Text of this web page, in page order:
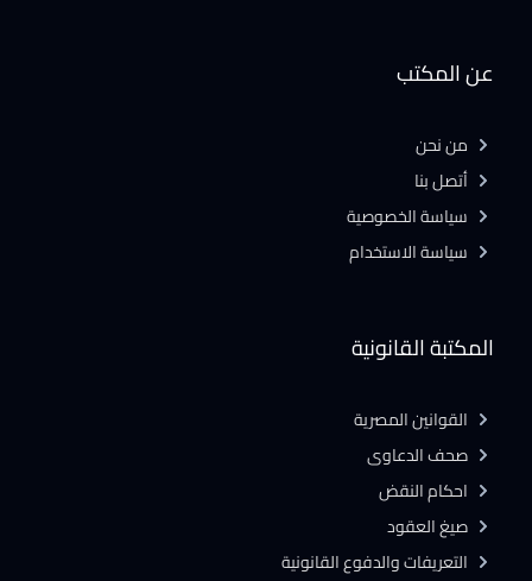
المكتبة القانونية
القوانين المصرية
صحف الدعاوى
احكام النقض
صيغ العقود
التعريفات والدفوع القانونية
عن المكتب
من نحن
أتصل بنا
سياسة الخصوصية
سياسة الاستخدام